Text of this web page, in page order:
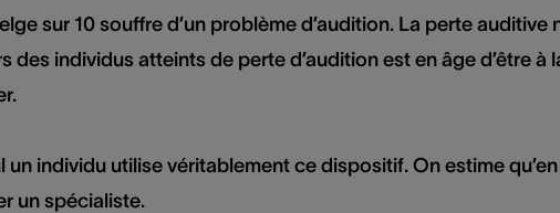
sur 10 souffre d’un problème d’audition. La perte auditive
individus atteints de perte d’audition est en âge d’être à
individu utilise véritablement ce dispositif. On estime qu’en
un spécialiste.